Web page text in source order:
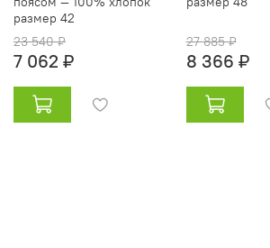
размер 42
23 540 ₽
7 062 ₽
27 885 ₽
8 366 ₽